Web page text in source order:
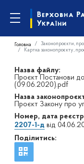
Головна Законопроєкти,
Картка законопроєкту,
Назва файлу:
Проєкт Постанови
(09.06.2020).pdf
Назва
Проєкт Закону про
Номер, дата
2207-1-д від
Поділитись: